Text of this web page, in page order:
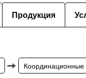
Продукция